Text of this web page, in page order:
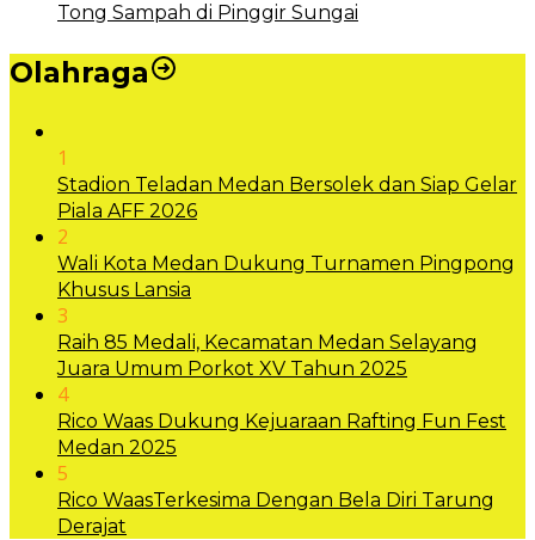
Tong Sampah di Pinggir Sungai
Olahraga
1
Stadion Teladan Medan Bersolek dan Siap Gelar
Piala AFF 2026
2
Wali Kota Medan Dukung Turnamen Pingpong
Khusus Lansia
3
Raih 85 Medali, Kecamatan Medan Selayang
Juara Umum Porkot XV Tahun 2025
4
Rico Waas Dukung Kejuaraan Rafting Fun Fest
Medan 2025
5
Rico WaasTerkesima Dengan Bela Diri Tarung
Derajat